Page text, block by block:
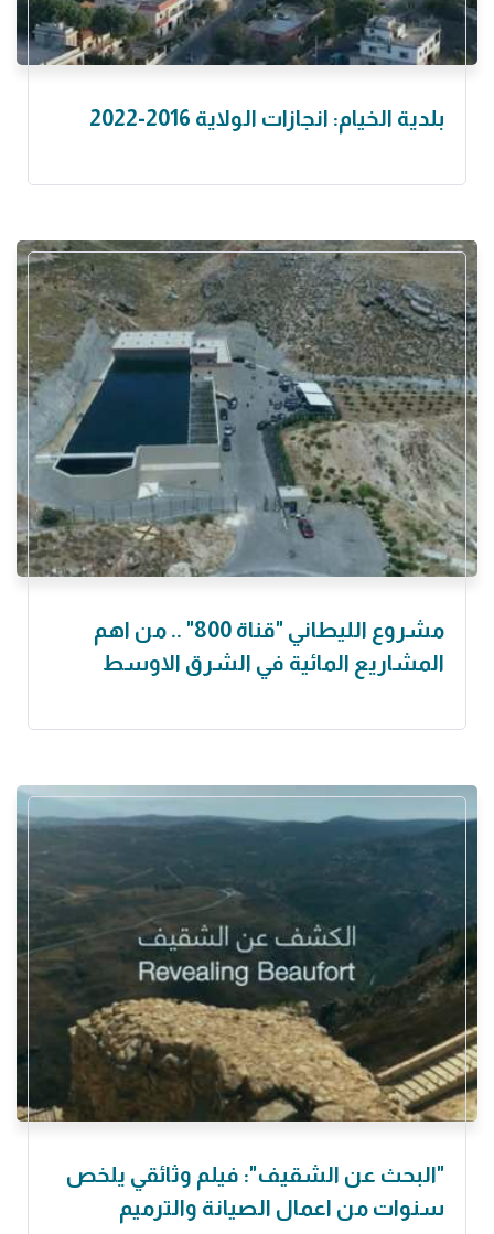
بلدية الخيام: انجازات الولاية 2016-2022
مشروع الليطاني "قناة 800" .. من اهم
المشاريع المائية في الشرق الاوسط
"البحث عن الشقيف": فيلم وثائقي يلخص
سنوات من اعمال الصيانة والترميم